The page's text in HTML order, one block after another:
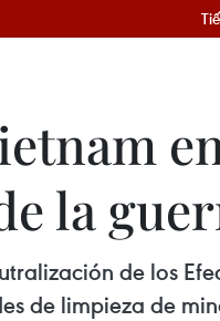
la
de los
de limpieza de